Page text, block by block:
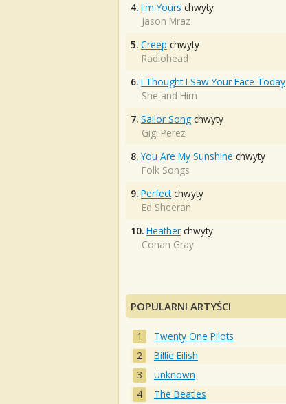
4. I'm Yours chwyty
Jason Mraz
5. Creep chwyty
Radiohead
6. I Thought I Saw Your Face Today
She and Him
7. Sailor Song chwyty
Gigi Perez
8. You Are My Sunshine chwyty
Folk Songs
9. Perfectchwyty
Ed Sheeran
10. Heather chwyty
Conan Gray
POPULARNI ARTYŚCI
Twenty One Pilots
Billie Eilish
Unknown
The Beatles